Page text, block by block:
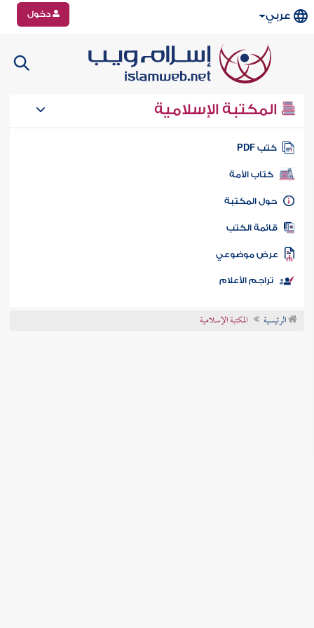
عربي دخول
المكتبة الإسلامية
كتب PDF
كتاب الأمة
المكتبة
الكتب
موضوعي
تراجم الأعلام
الرئيسية المكتبة الإسلامية